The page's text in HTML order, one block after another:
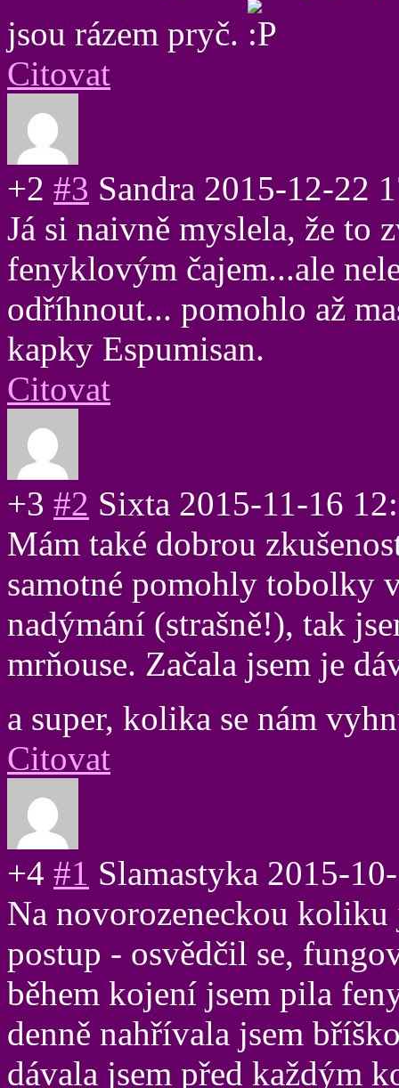
jsou rázem pryč.
Citovat
+2 #3 Sandra 2015-12-22
Já si naivně myslela, že to
fenyklovým čajem...ale
odříhnout... pomohlo až
kapky Espumisan.
Citovat
+3 #2 Sixta 2015-11-16
Mám také dobrou
samotné pomohly tobolky
nadýmání (strašně!), tak
mrňouse. Začala jsem je
a super, kolika se nám
Citovat
+4 #1 Slamastyka 2015-
Na novorozeneckou
postup - osvědčil se,
během kojení jsem pila
denně nahřívala jsem
dávala jsem před každým